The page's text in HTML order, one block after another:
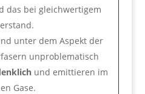
das bei gleichwertigem
unter dem Aspekt der
unproblematisch
und emittieren im
Gase.